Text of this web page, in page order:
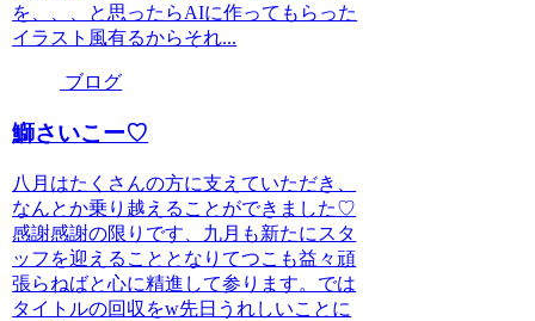
を、、、と思ったらAIに作ってもらった
イラスト風有るからそれ...
ブログ
鰤さいこー♡
八月はたくさんの方に支えていただき、
なんとか乗り越えることができました♡
感謝感謝の限りです、九月も新たにスタ
ッフを迎えることとなりてつこも益々頑
張らねばと心に精進して参ります。では
タイトルの回収をw先日うれしいことに